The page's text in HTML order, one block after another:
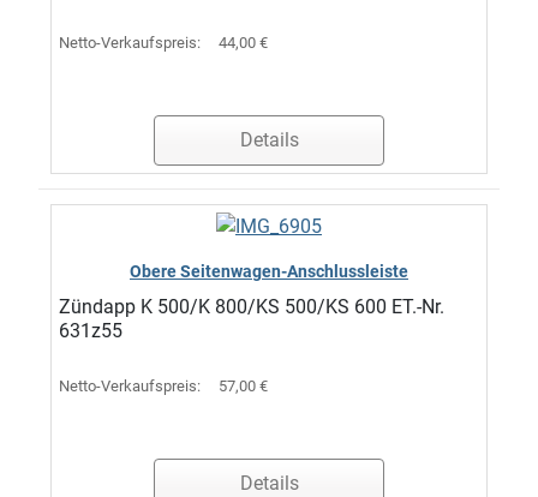
Netto-Verkaufspreis: 44,00 €
Details
Obere Seitenwagen-Anschlussleiste
Zündapp K 500/K 800/KS 500/KS 600 ET.-Nr.
631z55
Netto-Verkaufspreis: 57,00 €
Details